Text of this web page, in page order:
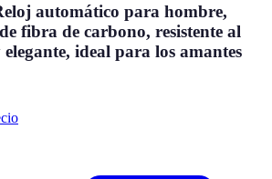
automático para hombre,
fibra de carbono, resistente al
ideal para los amantes